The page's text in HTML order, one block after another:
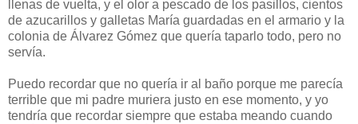
llenas de vuelta, y el olor a pescado de los pasillos, cientos
de azucarillos y galletas María guardadas en el armario y la
colonia de Álvarez Gómez que quería taparlo todo, pero no
servía.
Puedo recordar que no quería ir al baño porque me parecía
terrible que mi padre muriera justo en ese momento, y yo
tendría que recordar siempre que estaba meando cuando